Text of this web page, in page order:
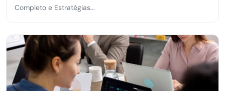
Completo e Estratégias...